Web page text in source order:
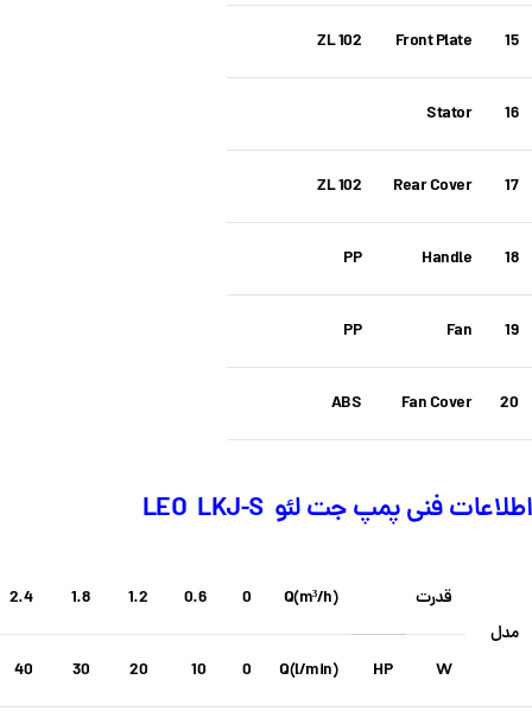
15
Front Plate
ZL 102
16
Stator
17
Rear Cover
ZL 102
18
Handle
PP
19
Fan
PP
20
Fan Cover
ABS
اطلاعات فنی پمپ جت لئو LEO LKJ-S
مدل
قدرت Q(m³/h)
0
0.6
1.2
1.8
2.4
W
HP
Q(l/min)
0
10
20
30
40